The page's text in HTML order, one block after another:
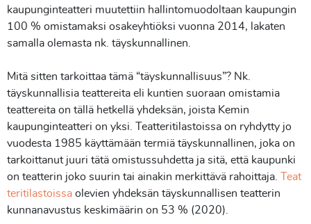
kaupunginteatteri muutettiin hallintomuodoltaan kaupungin
100 % omistamaksi osakeyhtiöksi vuonna 2014, lakaten
samalla olemasta nk. täyskunnallinen.
Mitä sitten tarkoittaa tämä “täyskunnallisuus”? Nk.
täyskunnallisia teattereita eli kuntien suoraan omistamia
teattereita on tällä hetkellä yhdeksän, joista Kemin
kaupunginteatteri on yksi. Teatteritilastoissa on ryhdytty jo
vuodesta 1985 käyttämään termiä täyskunnallinen, joka on
tarkoittanut juuri tätä omistussuhdetta ja sitä, että kaupunki
on teatterin joko suurin tai ainakin merkittävä rahoittaja.
Teat
teritilastoissa olevien yhdeksän täyskunnallisen teatterin
kunnanavustus keskimäärin on 53 % (2020).